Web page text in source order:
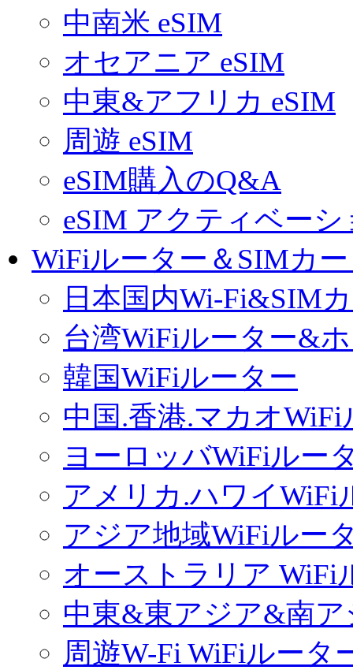
中南米 eSIM
オセアニア eSIM
中東&アフリカ eSIM
周遊 eSIM
eSIM購入のQ&A
eSIM アクティベー
WiFiルーター＆SIMカ
日本国内Wi-Fi&SIM
台湾WiFiルーター&
韓国WiFiルーター
中国.香港.マカオWiFi
ヨーロッバWiFiルー
アメリカ.ハワイWiFi
アジア地域WiFiルー
オーストラリア WiFi
中東&東アジア&南
周遊W-Fi WiFiルータ